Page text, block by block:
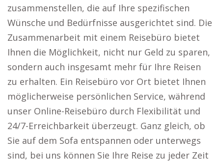
zusammenstellen, die auf Ihre spezifischen
Wünsche und Bedürfnisse ausgerichtet sind. Die
Zusammenarbeit mit einem Reisebüro bietet
Ihnen die Möglichkeit, nicht nur Geld zu sparen,
sondern auch insgesamt mehr für Ihre Reisen
zu erhalten. Ein Reisebüro vor Ort bietet Ihnen
möglicherweise persönlichen Service, während
unser Online-Reisebüro durch Flexibilität und
24/7-Erreichbarkeit überzeugt. Ganz gleich, ob
Sie auf dem Sofa entspannen oder unterwegs
sind, bei uns können Sie Ihre Reise zu jeder Zeit